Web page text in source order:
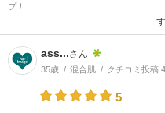
プ！
ass...さん
35歳 混合肌 クチコミ投稿
5